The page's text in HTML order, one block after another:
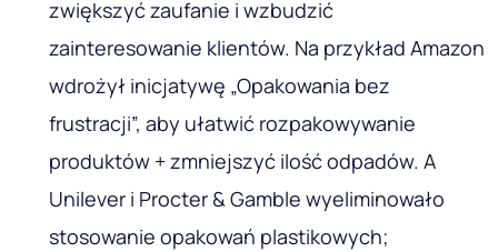
zwiększyć zaufanie i wzbudzić
zainteresowanie klientów. Na przykład Amazon
wdrożył inicjatywę „Opakowania bez
frustracji”, aby ułatwić rozpakowywanie
produktów + zmniejszyć ilość odpadów. A
Unilever i Procter & Gamble wyeliminowało
stosowanie opakowań plastikowych;